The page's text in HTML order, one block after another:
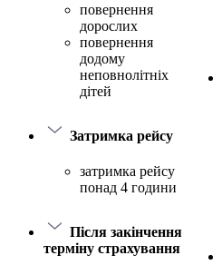
повернення
дорослих
повернення
додому
неповнолітніх
дітей
Затримка рейсу
затримка рейсу
понад 4 години
Після закінчення
терміну страхування